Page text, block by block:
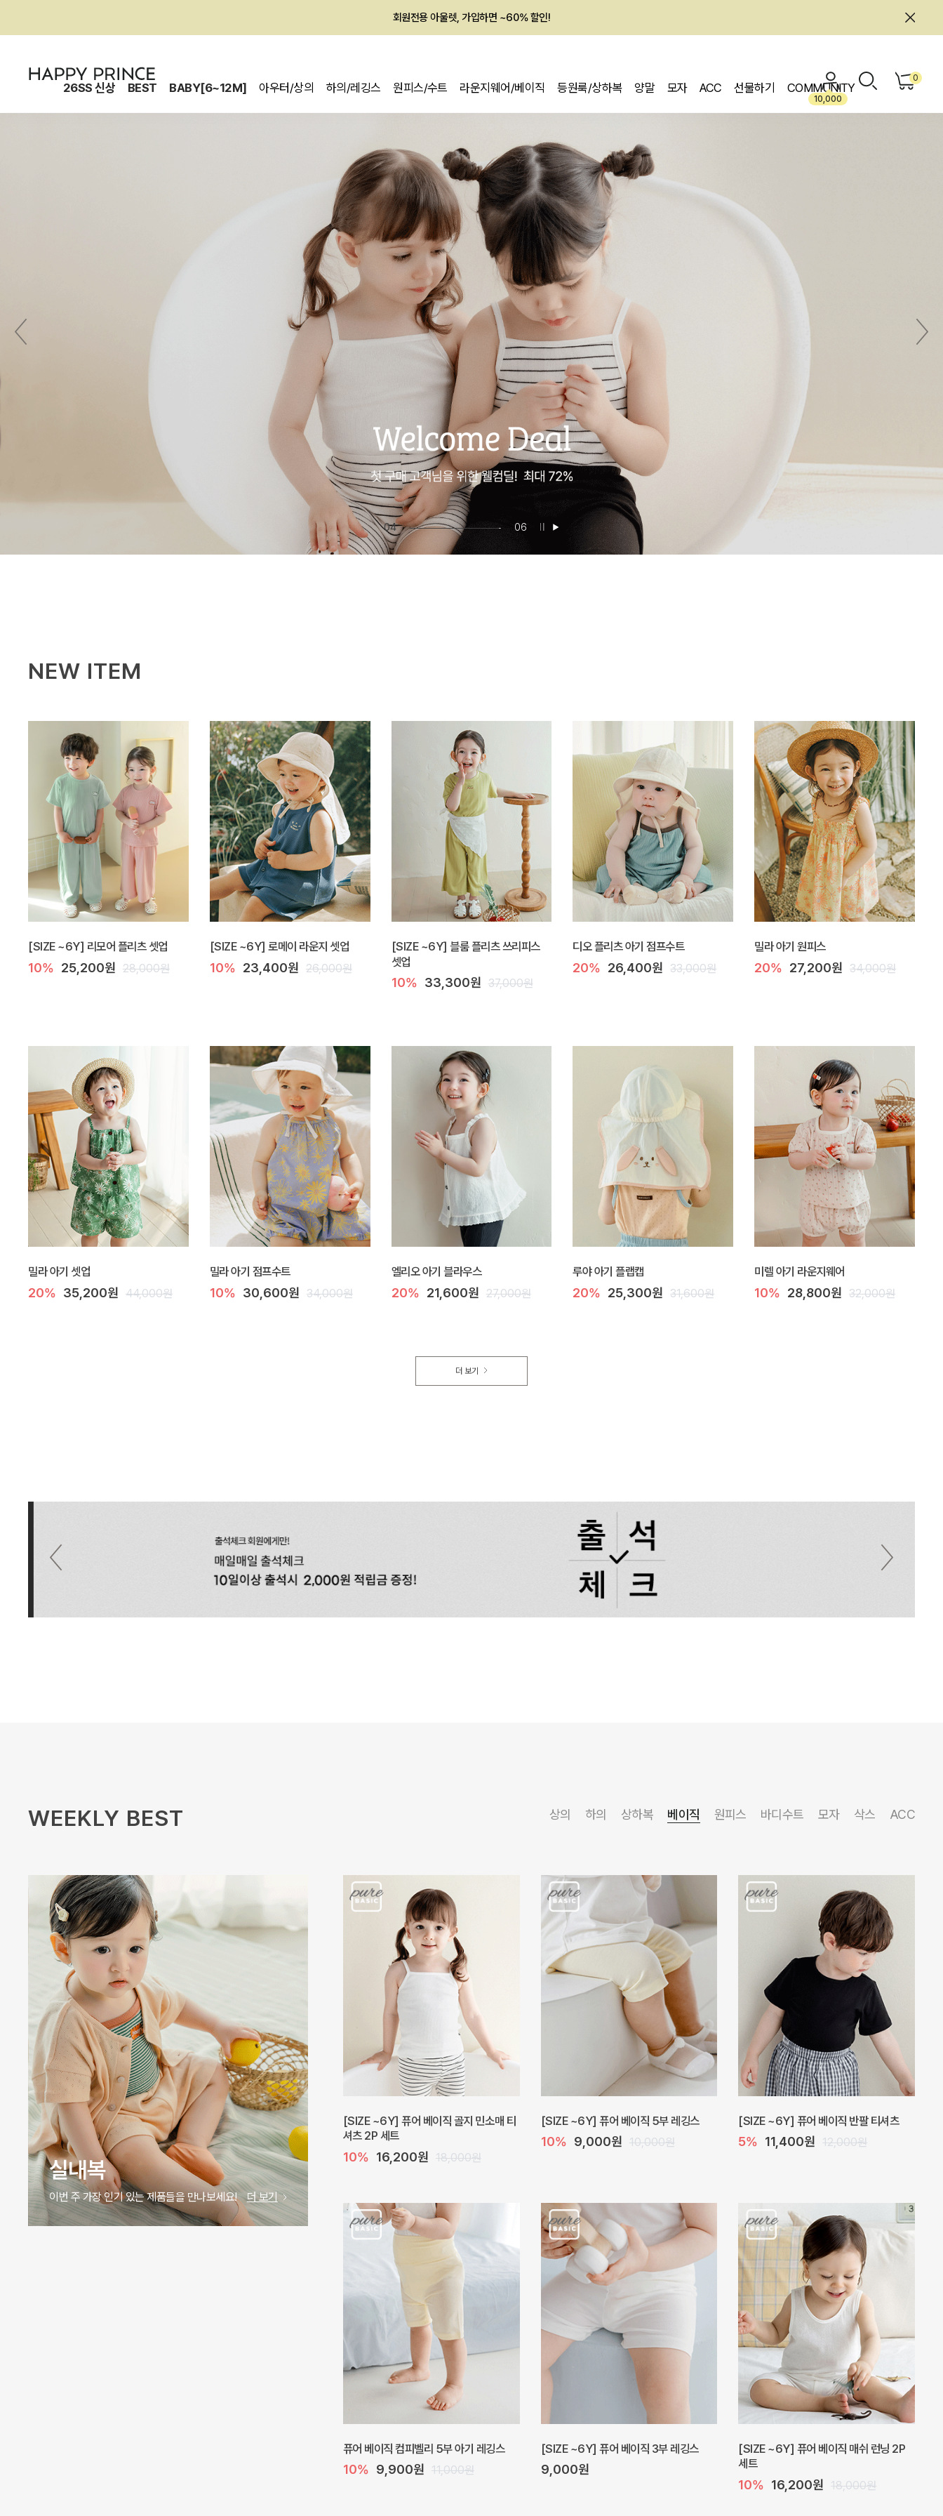
회원전용 아울렛, 가입하면 ~60% 할인!
26SS 신상 BEST BABY[6~12M] 아우터/상의 하의/레깅스 원피스/수트 라운지웨어/베이직 등원룩/상하복 양말 모자 ACC 선물하기 COMMUNITY
10,000
0
05 06
NEW ITEM
[SIZE ~6Y] 리모어 플리츠 셋업
10% 25,200원 28,000원
[SIZE ~6Y] 로메이 라운지 셋업
10% 23,400원 26,000원
[SIZE ~6Y] 블룸 플리츠 쓰리피스
셋업
10% 33,300원 37,000원
디오 플리츠 아기 점프수트
20% 26,400원 33,000원
밀라 아기 원피스
20% 27,200원 34,000원
밀라 아기 셋업
20% 35,200원 44,000원
밀라 아기 점프수트
10% 30,600원 34,000원
엘리오 아기 블라우스
20% 21,600원 27,000원
루야 아기 플랩캡
20% 25,300원 31,600원
미렐 아기 라운지웨어
10% 28,800원 32,000원
더 보기
WEEKLY BEST 상의 하의 상하복 베이직 원피스 바디수트 모자 삭스 ACC
실내복
이번 주 가장 인기 있는 제품들을 만나보세요! 더 보기
[SIZE ~6Y] 퓨어 베이직 골지 민소매 티
셔츠 2P 세트
10% 16,200원 18,000원
[SIZE ~6Y] 퓨어 베이직 5부 레깅스
10% 9,000원 10,000원
[SIZE ~6Y] 퓨어 베이직 반팔 티셔츠
5% 11,400원 12,000원
퓨어 베이직 컴피벨리 5부 아기 레깅스
10% 9,900원 11,000원
[SIZE ~6Y] 퓨어 베이직 3부 레깅스
9,000원
[SIZE ~6Y] 퓨어 베이직 매쉬 런닝 2P
세트
10% 16,200원 18,000원